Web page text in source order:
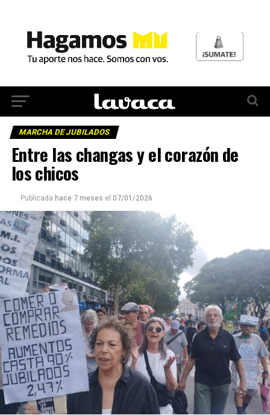
MARCHA DE JUBILADOS
Entre las changas y el corazón de
los chicos
Publicada hace 7 meses el 07/01/2026